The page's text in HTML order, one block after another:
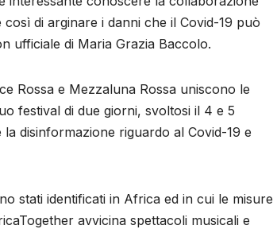
di arginare i danni che il Covid-19 può
ufficiale di Maria Grazia Baccolo.
Rossa e Mezzaluna Rossa uniscono le
festival di due giorni, svoltosi il 4 e 5
disinformazione riguardo al Covid-19 e
stati identificati in Africa ed in cui le misure
avvicina spettacoli musicali e